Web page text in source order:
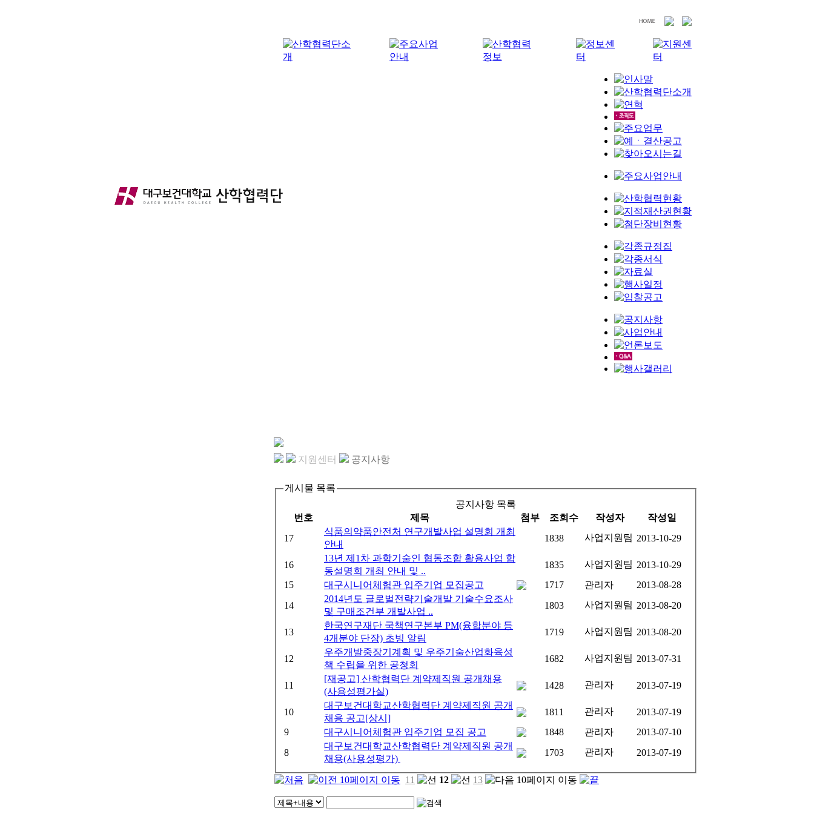
지원센터 공지사항
게시물 목록
공지사항 목록
번호
제목 첨부 조회수 작성자
작성일
17
식품의약품안전처 연구개발사업 설명회 개최
안내
1838 사업지원팀 2013-10-29
16
13년 제1차 과학기술인 협동조합 활용사업 합
동설명회 개최 안내 및 ..
1835 사업지원팀 2013-10-29
15
대구시니어체험관 입주기업 모집공고 1717 관리자
2013-08-28
14
2014년도 글로벌전략기술개발 기술수요조사
및 구매조건부 개발사업 ..
1803 사업지원팀 2013-08-20
13
한국연구재단 국책연구본부 PM(융합분야 등
4개분야 단장) 초빙 알림
1719 사업지원팀 2013-08-20
12
우주개발중장기계획 및 우주기술산업화육성
책 수립을 위한 공청회
1682 사업지원팀 2013-07-31
11
[재공고] 산학협력단 계약제직원 공개채용
(사용성평가실)
1428 관리자 2013-07-19
10
대구보건대학교산학협력단 계약제직원 공개
채용 공고[상시]
1811 관리자
2013-07-19
9
대구시니어체험관 입주기업 모집 공고 1848 관리자
2013-07-10
8
대구보건대학교산학협력단 계약제직원 공개
채용(사용성평가)
1703 관리자 2013-07-19
11 12 13